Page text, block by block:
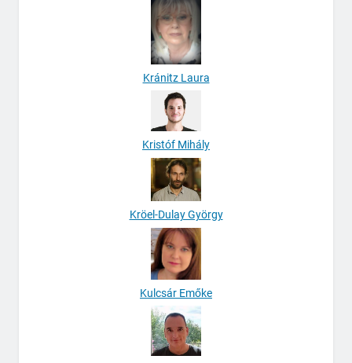
Kránitz Laura
Kristóf Mihály
Kröel-Dulay György
Kulcsár Emőke